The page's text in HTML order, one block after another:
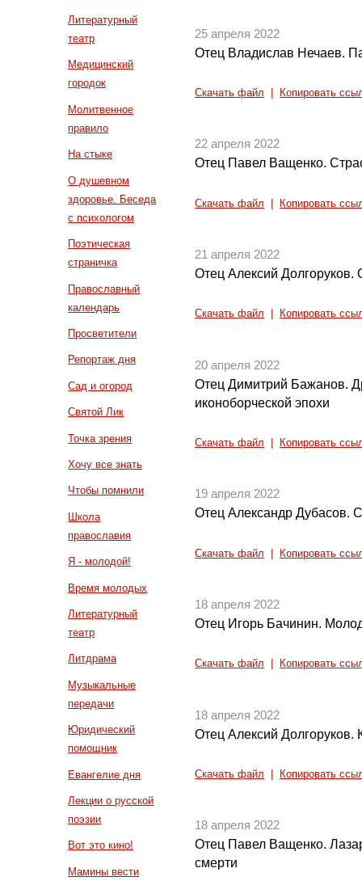
Литературный
театр
Медицинский
городок
Молитвенное
правило
На стыке
О душевном
здоровье. Беседа
с психологом
Поэтическая
страничка
Православный
календарь
Просветители
Репортаж дня
Сад и огород
Святой Лик
Точка зрения
Хочу все знать
Чтобы помнили
Школа
православия
Я - молодой!
Время молодых
Литературный
театр
Литдрама
Музыкальные
передачи
Юридический
помощник
Евангелие дня
Лекции о русской
поэзии
Вот это кино!
Мамины вести
25 апреля 2022
Отец Владислав Нечаев.
Скачать файл Копировать
22 апреля 2022
Отец Павел Ващенко.
Скачать файл Копировать
21 апреля 2022
Отец Алексий Долгоруков.
Скачать файл Копировать
20 апреля 2022
Отец Димитрий Бажанов.
иконоборческой эпохи
Скачать файл Копировать
19 апреля 2022
Отец Александр Дубасов.
Скачать файл Копировать
18 апреля 2022
Отец Игорь Бачинин.
Скачать файл Копировать
18 апреля 2022
Отец Алексий Долгоруков.
Скачать файл Копировать
18 апреля 2022
Отец Павел Ващенко.
смерти